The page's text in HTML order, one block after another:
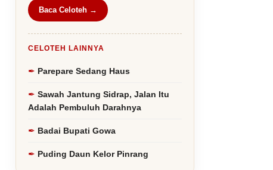
Baca Celoteh →
CELOTEH LAINNYA
Parepare Sedang Haus
Sawah Jantung Sidrap, Jalan Itu
Adalah Pembuluh Darahnya
Badai Bupati Gowa
Puding Daun Kelor Pinrang